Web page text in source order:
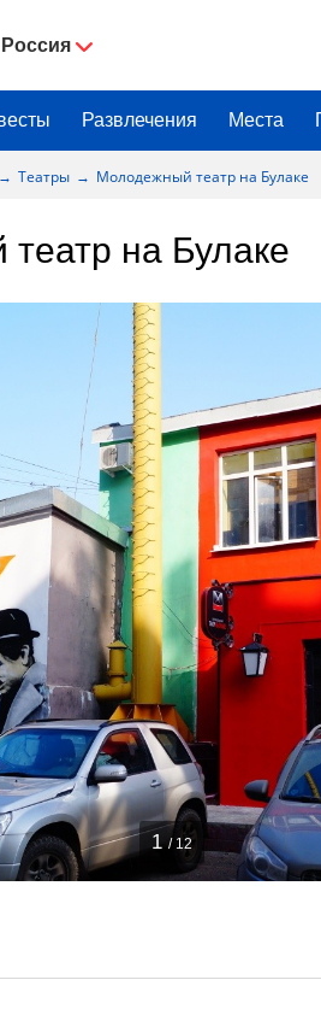
Развлечения Места
Театры Молодежный театр на Булаке
на Булаке
1 / 12